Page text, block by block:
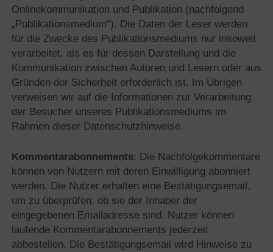
Onlinekommunikation und Publikation (nachfolgend
„Publikationsmedium“). Die Daten der Leser werden
für die Zwecke des Publikationsmediums nur insoweit
verarbeitet, als es für dessen Darstellung und die
Kommunikation zwischen Autoren und Lesern oder aus
Gründen der Sicherheit erforderlich ist. Im Übrigen
verweisen wir auf die Informationen zur Verarbeitung
der Besucher unseres Publikationsmediums im
Rahmen dieser Datenschutzhinweise.
Kommentarabonnements: Die Nachfolgekommentare
können von Nutzern mit deren Einwilligung abonniert
werden. Die Nutzer erhalten eine Bestätigungsemail,
um zu überprüfen, ob sie der Inhaber der
eingegebenen Emailadresse sind. Nutzer können
laufende Kommentarabonnements jederzeit
abbestellen. Die Bestätigungsemail wird Hinweise zu